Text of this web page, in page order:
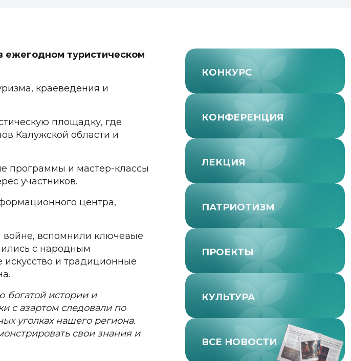
ежегодном туристическом
краеведения и
площадку, где
Калужской области и
программы и мастер-классы
участников.
центра,
войне, вспомнили ключевые
с народным
и традиционные
богатой истории и
с азартом следовали по
уголках нашего региона.
свои знания и
КОНКУРС
КОНФЕРЕНЦИЯ
ЛЕКЦИЯ
ПАТРИОТИЗМ
ПРОЕКТЫ
КУЛЬТУРА
ВСЕ НОВОСТИ